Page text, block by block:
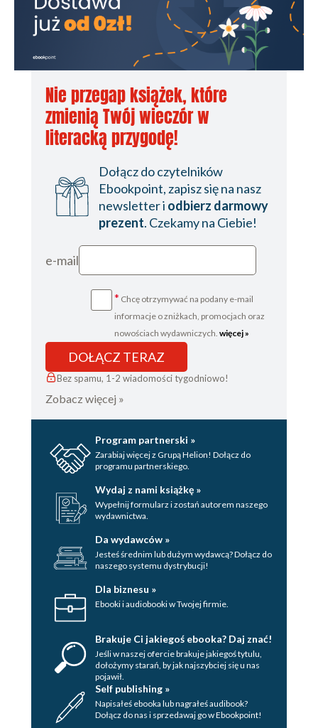
Nie przegap książek, które
zmienią Twój wieczór w
literacką przygodę!
Dołącz do czytelników
Ebookpoint, zapisz się na nasz
newsletter i odbierz darmowy
prezent. Czekamy na Ciebie!
e-mail
* Chcę otrzymywać na podany e-mail
informacje o zniżkach, promocjach oraz
nowościach wydawniczych. więcej »
DOŁĄCZ TERAZ
Bez spamu, 1-2 wiadomości tygodniowo!
Zobacz więcej »
Program partnerski »
Zarabiaj więcej z Grupą Helion! Dołącz do
programu partnerskiego.
Wydaj z nami książkę »
Wypełnij formularz i zostań autorem naszego
wydawnictwa.
Da wydawców »
Jesteś średnim lub dużym wydawcą? Dołącz do
naszego systemu dystrybucji!
Dla biznesu »
Ebooki i audiobooki w Twojej firmie.
Brakuje Ci jakiegoś ebooka? Daj znać!
Jeśli w naszej ofercie brakuje jakiegoś tytulu,
dołożymy starań, by jak najszybciej się u nas
pojawił.
Self publishing »
Napisałeś ebooka lub nagrałeś audibook?
Dołącz do nas i sprzedawaj go w Ebookpoint!